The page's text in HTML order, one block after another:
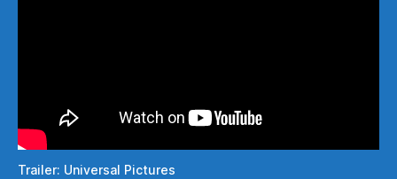
Trailer: Universal Pictures